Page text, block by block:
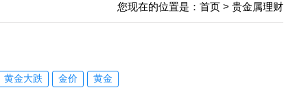
您现在的位置是： 首页 > 贵金属理财
黄金大跌 金价 黄金